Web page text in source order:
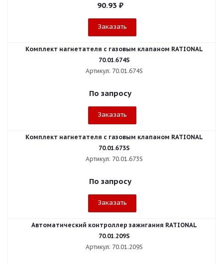
90.93 ₽
Заказать
Комплект нагнетателя с газовым клапаном RATIONAL
70.01.674S
Артикул: 70.01.674S
По запросу
Заказать
Комплект нагнетателя с газовым клапаном RATIONAL
70.01.673S
Артикул: 70.01.673S
По запросу
Заказать
Автоматический контроллер зажигания RATIONAL
70.01.209S
Артикул: 70.01.209S